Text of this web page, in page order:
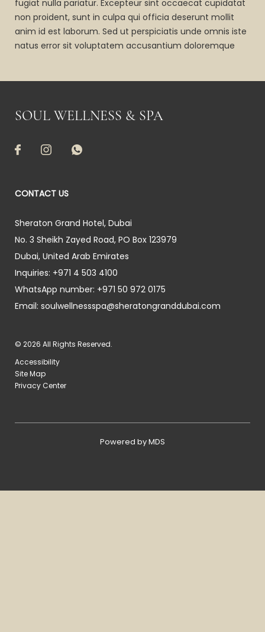
fugiat nulla pariatur. Excepteur sint occaecat cupidatat
non proident, sunt in culpa qui officia deserunt mollit
anim id est laborum. Sed ut perspiciatis unde omnis iste
natus error sit voluptatem accusantium doloremque
SOUL WELLNESS & SPA
CONTACT US
Sheraton Grand Hotel, Dubai
No. 3 Sheikh Zayed Road, PO Box 123979
Dubai, United Arab Emirates
Inquiries: +971 4 503 4100
WhatsApp number: +971 50 972 0175
Email: soulwellnessspa@sheratongranddubai.com
© 2026 All Rights Reserved.
Accessibility
Site Map
Privacy Center
Powered by MDS